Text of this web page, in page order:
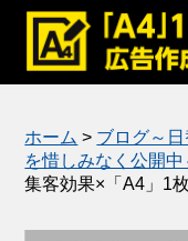
ホーム > ブログ～
を惜しみなく公開中
集客効果×「A4」1